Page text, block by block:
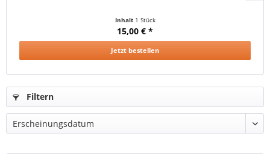
Inhalt 1 Stück
15,00 € *
Jetzt bestellen
Filtern